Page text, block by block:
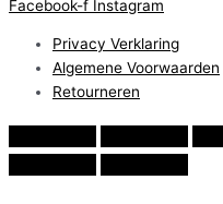
Facebook-f Instagram
Privacy Verklaring
Algemene Voorwaarden
Retourneren